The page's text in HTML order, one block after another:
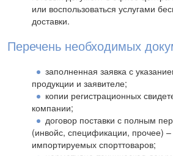
или воспользоваться услугами
доставки.
Перечень необходимых
заполненная заявка с
продукции и заявителе;
копии регистрационных
компании;
договор поставки с полным
(инвойс, спецификации, прочее)
импортируемых спорттоваров;